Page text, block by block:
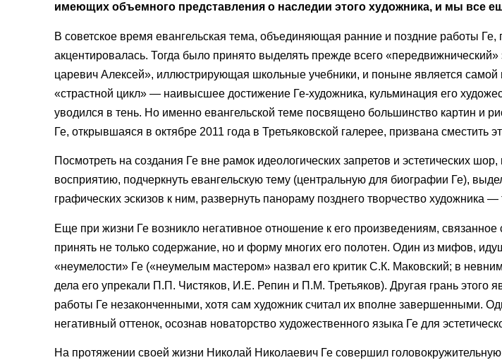
имеющих объемного представления о наследии этого художника, и мы все
В советское время евангельская тема, объединяющая ранние и поздние работы
акцентировалась. Тогда было принято выделять прежде всего
царевич Алексей», иллюстрирующая школьные учебники, и поныне является самой
«страстной цикл» — наивысшее достижение Ге-художника, кульминация его
уводился в тень. Но именно евангельской теме посвящено большинство картин и
Ге, открывшаяся в октябре 2011 года в Третьяковской галерее, призвана сместить
Посмотреть на создания Ге вне рамок идеологических запретов и эстетических
восприятию, подчеркнуть евангельскую тему (центральную для биографии Ге),
графических эскизов к ним, развернуть панораму позднего творчество художника
Еще при жизни Ге возникло негативное отношение к его произведениям,
принять не только содержание, но и форму многих его полотен. Один из мифов,
«неумелости» Ге («неумелым мастером» назвал его критик С.К. Маковский; в
дела его упрекали П.П. Чистяков, И.Е. Репин и П.М. Третьяков). Другая грань этого
работы Ге незаконченными, хотя сам художник считал их вполне завершенными.
негативный оттенок, осознав новаторство художественного языка Ге для
На протяжении своей жизни Николай Николаевич Ге совершил